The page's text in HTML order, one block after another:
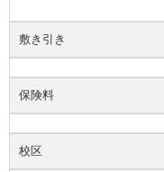
敷き引き
保険料
校区